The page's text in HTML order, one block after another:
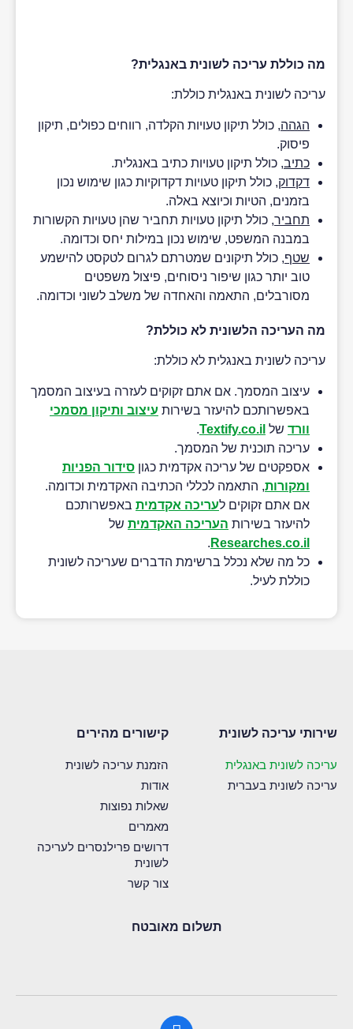
מה כוללת עריכה לשונית באנגלית?
עריכה לשונית באנגלית כוללת:
הגהה, כולל תיקון טעויות הקלדה, רווחים כפולים, תיקון
פיסוק.
כתיב, כולל תיקון טעויות כתיב באנגלית.
דקדוק, כולל תיקון טעויות דקדוקיות כגון שימוש נכון
בזמנים, הטיות וכיוצא באלה.
תחביר, כולל תיקון טעויות תחביר שהן טעויות הקשורות
במבנה המשפט, שימוש נכון במילות יחס וכדומה.
שטף, כולל תיקונים שמטרתם לגרום לטקסט להישמע
טוב יותר כגון שיפור ניסוחים, פיצול משפטים
מסורבלים, התאמה והאחדה של משלב לשוני וכדומה.
מה העריכה הלשונית לא כוללת?
עריכה לשונית באנגלית לא כוללת:
עיצוב המסמך. אם אתם זקוקים לעזרה בעיצוב המסמך
באפשרותכם להיעזר בשירות עיצוב ותיקון מסמכי
וורד של Textify.co.il
.
עריכה תוכנית של המסמך.
אספקטים של עריכה אקדמית כגון סידור הפניות
ומקורות, התאמה לכללי הכתיבה האקדמית וכדומה.
אם אתם זקוקים לעריכה אקדמית באפשרותכם
להיעזר בשירות העריכה האקדמית של
Researches.co.il
.
כל מה שלא נכלל ברשימת הדברים שעריכה לשונית
כוללת לעיל.
שירותי עריכה לשונית
עריכה לשונית באנגלית
עריכה לשונית בעברית
קישורים מהירים
הזמנת עריכה לשונית
אודות
שאלות נפוצות
מאמרים
דרושים פרילנסרים לעריכה
לשונית
צור קשר
תשלום מאובטח